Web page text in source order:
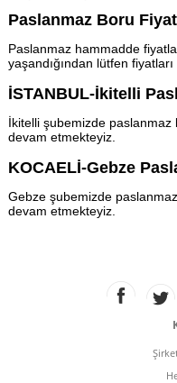
Paslanmaz Boru
Paslanmaz hammadde
yaşandığından lütfen fiyatları
İSTANBUL-İkitelli
İkitelli şubemizde paslanmaz
devam etmekteyiz.
KOCAELİ-Gebze
Gebze şubemizde
devam etmekteyiz.